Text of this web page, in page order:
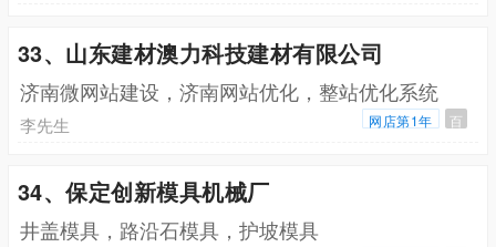
33、山东建材澳力科技建材有限公司
济南微网站建设，济南网站优化，整站优化系统
李先生 网店第1年 百
34、保定创新模具机械厂
井盖模具，路沿石模具，护坡模具